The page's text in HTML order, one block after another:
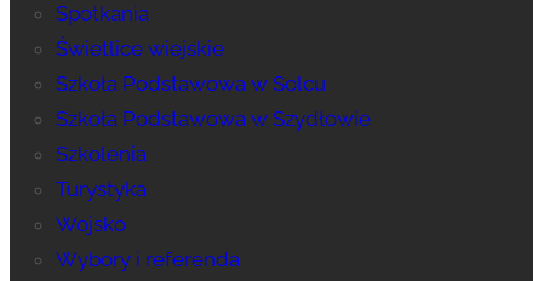
Spotkania
Świetlice wiejskie
Szkoła Podstawowa w Solcu
Szkoła Podstawowa w Szydłowie
Szkolenia
Turystyka
Wojsko
Wybory i referenda